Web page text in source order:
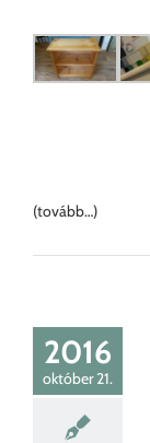
(tovább…)
2016
október 21.